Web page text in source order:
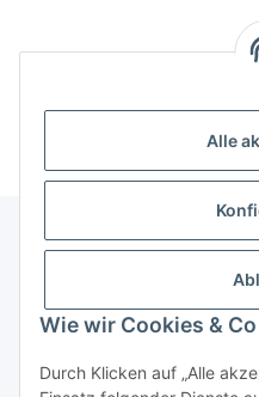
Alle
Wie wir Cookies &
Durch Klicken auf „Alle